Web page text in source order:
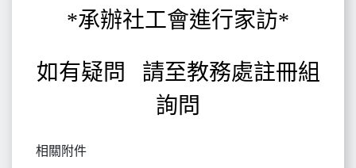
*承辦社工會進行家訪*
如有疑問 請至教務處註冊組
詢問
相關附件